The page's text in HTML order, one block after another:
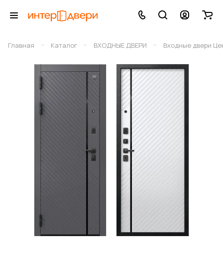
Главная – Каталог – ВХОДНЫЕ ДВЕРИ – Входные двери